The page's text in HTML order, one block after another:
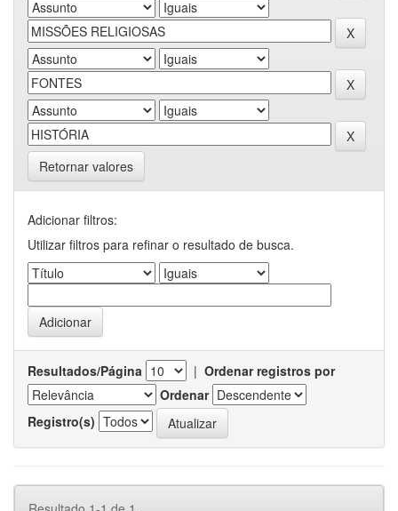
Retornar valores
Adicionar filtros:
Utilizar filtros para refinar o resultado de busca.
Resultados/Página | Ordenar registros por
Ordenar
Registro(s)